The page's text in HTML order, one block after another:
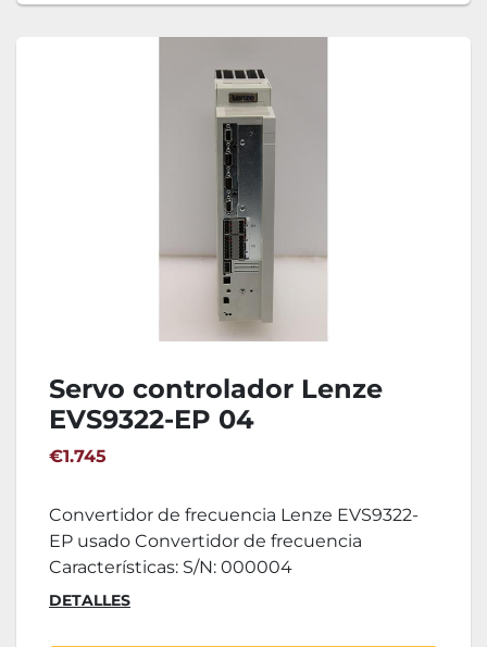
Servo controlador Lenze
EVS9322-EP 04
€1.745
Convertidor de frecuencia Lenze EVS9322-
EP usado Convertidor de frecuencia
Características: S/N: 000004
DETALLES